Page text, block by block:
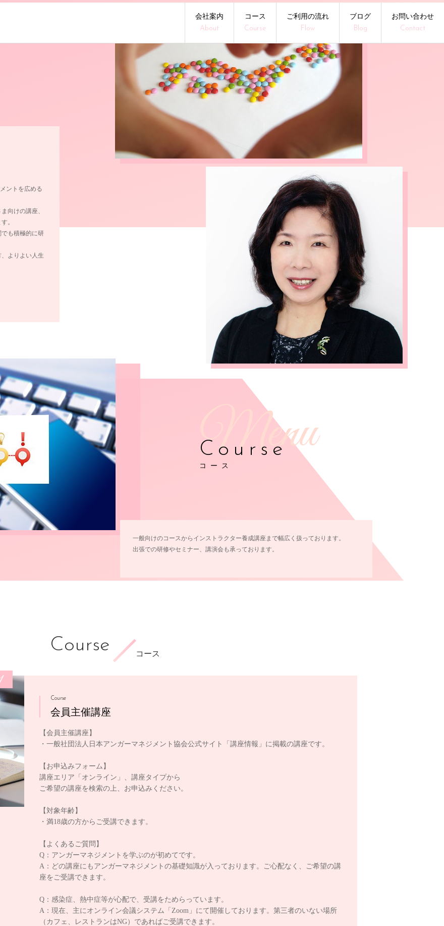
会社案内
About
コース
Course
ご利用の流れ
Flow
ブログ
Blog
お問い合わせ
Contact
ントを広める
向けの講座、
。
も積極的に研
よりよい人生
Course
コース
一般向けのコースからインストラクター養成講座まで幅広く扱っております。
出張での研修やセミナー、講演会も承っております。
Course コース
Course
会員主催講座
【会員主催講座】
・一般社団法人日本アンガーマネジメント協会公式サイト「講座情報」に掲載の講座です。
【お申込みフォーム】
講座エリア「オンライン」、講座タイプから
ご希望の講座を検索の上、お申込みください。
【対象年齢】
・満18歳の方からご受講できます。
【よくあるご質問】
Q：アンガーマネジメントを学ぶのが初めてです。
A：どの講座にもアンガーマネジメントの基礎知識が入っております。ご心配なく、ご希望の講
座をご受講できます。
Q：感染症、熱中症等が心配で、受講をためらっています。
A：現在、主にオンライン会議システム「Zoom」にて開催しております。第三者のいない場所
（カフェ、レストランはNG）であればご受講できます。